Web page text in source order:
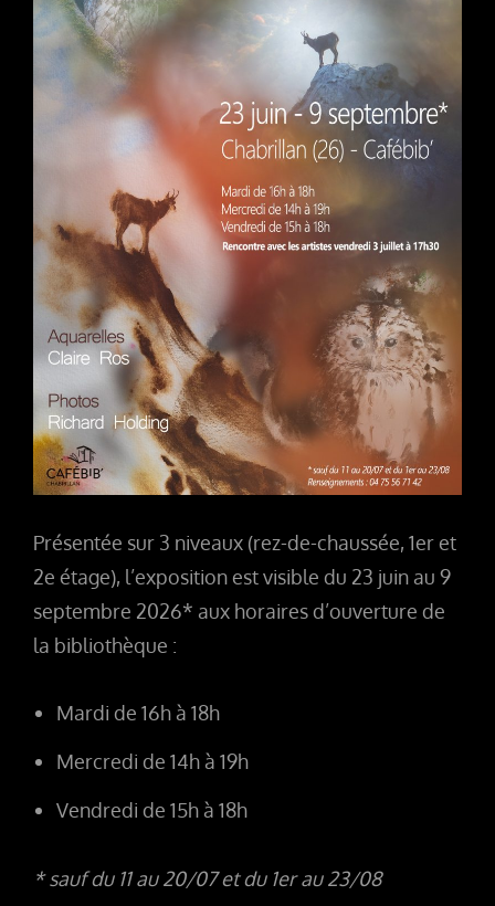
Présentée sur 3 niveaux (rez-de-chaussée, 1er et
2e étage), l’exposition est visible du 23 juin au 9
septembre 2026* aux horaires d’ouverture de
la bibliothèque :
Mardi de 16h à 18h
Mercredi de 14h à 19h
Vendredi de 15h à 18h
* sauf du 11 au 20/07 et du 1er au 23/08